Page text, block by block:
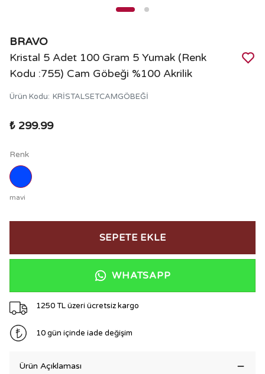
BRAVO
Kristal 5 Adet 100 Gram 5 Yumak (Renk
Kodu :755) Cam Göbeği %100 Akrilik
Ürün Kodu: KRİSTALSETCAMGÖBEĞİ
₺ 299.99
Renk
mavi
SEPETE EKLE
WHATSAPP
1250 TL üzeri ücretsiz kargo
10 gün içinde iade değişim
Ürün Açıklaması